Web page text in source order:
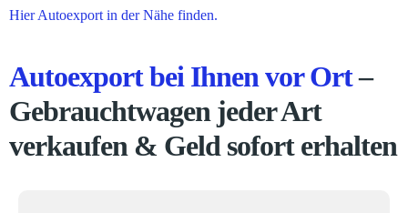
Hier Autoexport in der Nähe finden.
Autoexport bei Ihnen vor Ort–
Gebrauchtwagen jeder Art
verkaufen & Geld sofort erhalten